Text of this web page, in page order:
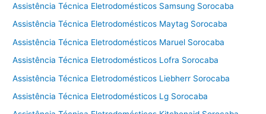
Assistência Técnica Eletrodomésticos Samsung Sorocaba
Assistência Técnica Eletrodomésticos Maytag Sorocaba
Assistência Técnica Eletrodomésticos Maruel Sorocaba
Assistência Técnica Eletrodomésticos Lofra Sorocaba
Assistência Técnica Eletrodomésticos Liebherr Sorocaba
Assistência Técnica Eletrodomésticos Lg Sorocaba